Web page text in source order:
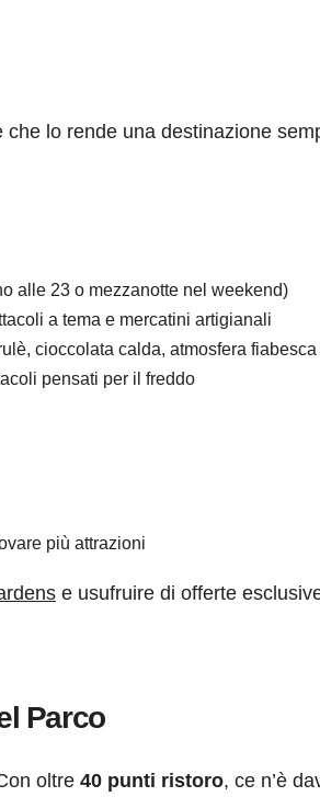
lo rende una destinazione
alle 23 o mezzanotte nel weekend)
a tema e mercatini artigianali
cioccolata calda, atmosfera fiabesca
pensati per il freddo
più attrazioni
e usufruire di offerte
Parco
oltre 40 punti ristoro, ce n’è